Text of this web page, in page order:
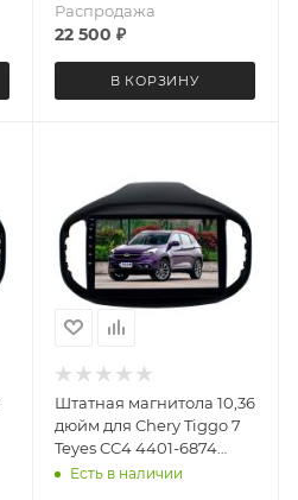
Распродажа
22 500 ₽
В КОРЗИНУ
Штатная магнитола 10,36
дюйм для Chery Tiggo 7
Teyes CC4 4401-6874
экран 2K Android 13 6+64
Есть в наличии